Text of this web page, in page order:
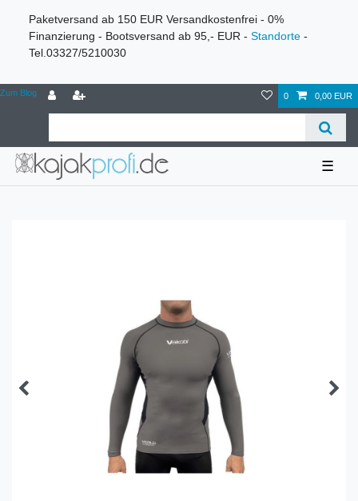
Paketversand ab 150 EUR Versandkostenfrei - 0%
Finanzierung - Bootsversand ab 95,- EUR - Standorte -
Tel.03327/5210030
Zum Blog 0 0,00 EUR
☰